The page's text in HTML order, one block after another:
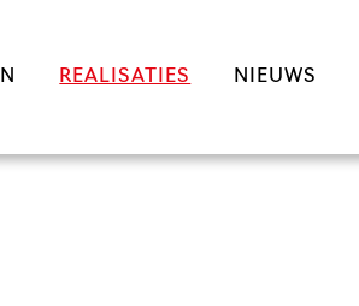
REALISATIES NIEUWS